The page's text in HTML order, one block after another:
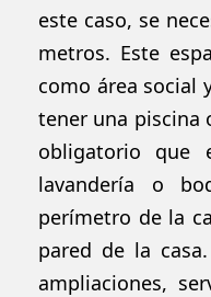
este caso, se
metros. Este
como área social
tener una piscina
obligatorio que
lavandería o
perímetro de la
pared de la
ampliaciones,